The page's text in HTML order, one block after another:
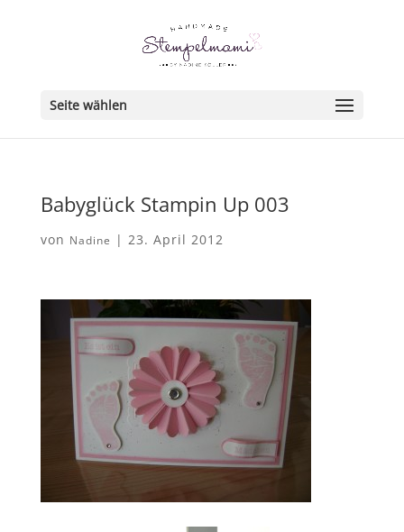
Seite wählen
Babyglück Stampin Up 003
von Nadine | 23. April 2012